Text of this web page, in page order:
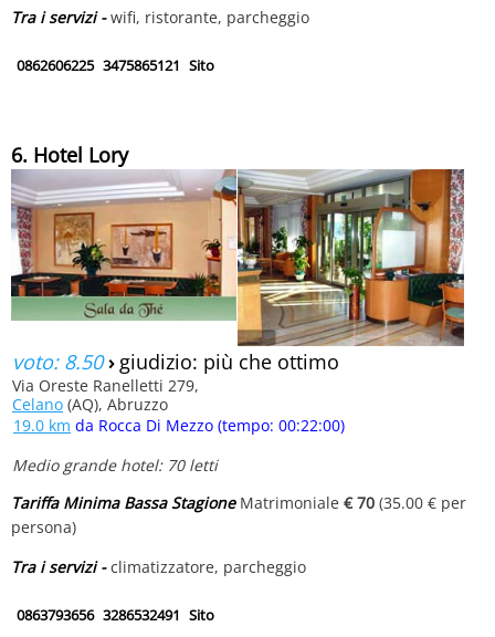
Tra i servizi -wifi, ristorante, parcheggio
0862606225 3475865121 Sito
6. Hotel Lory
voto: 8.50› giudizio: più che ottimo
Via Oreste Ranelletti 279,
Celano (AQ), Abruzzo
19.0 km da Rocca Di Mezzo (tempo: 00:22:00)
Medio grande hotel: 70 letti
Tariffa Minima Bassa StagioneMatrimoniale € 70 (35.00 € per
persona)
Tra i servizi -climatizzatore, parcheggio
0863793656 3286532491 Sito